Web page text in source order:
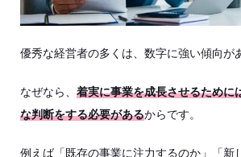
優秀な経営者の多くは、数字に強い傾向が
なぜなら、 着実に事業を成長させるために
な判断をする必要があるからです。
例えば「既存の事業に注力するのか」「新